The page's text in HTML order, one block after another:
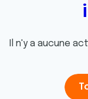
Il n'y a aucune